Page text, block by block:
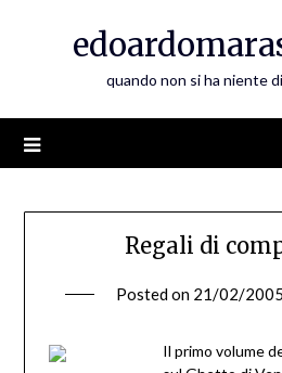
quando non si ha niente
Regali di
Posted on 21/02/2005
Il primo volume